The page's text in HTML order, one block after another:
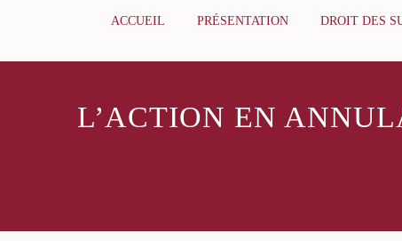
ACCUEIL PRÉSENTATION DROIT DES
L’ACTION EN